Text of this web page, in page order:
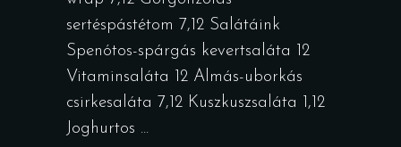
sertéspástétom 7,12 Salátáink
Spenótos-spárgás kevertsaláta 12
Vitaminsaláta 12 Almás-uborkás
csirkesaláta 7,12 Kuszkuszsaláta 1,12
Joghurtos